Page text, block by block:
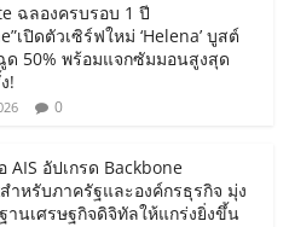
ฉลองครบรอบ 1 ปี
เปิดตัวเซิร์ฟใหม่ ‘Helena’ บูสต์
ด 50% พร้อมแจกซัมมอนสูงสุด
!
0
AIS อัปเกรด Backbone
ำหรับภาครัฐและองค์กรธุรกิจ มุ่ง
านเศรษฐกิจดิจิทัลให้แกร่งยิ่งขึ้น